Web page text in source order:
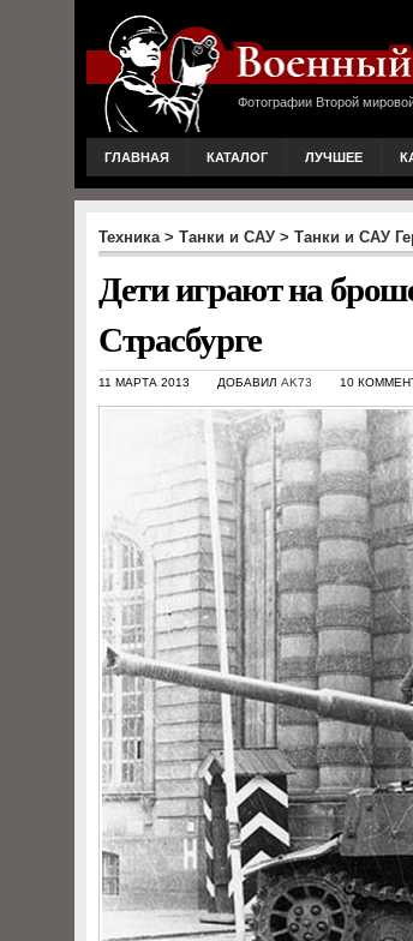
Фотографии Второй
ГЛАВНАЯ КАТАЛОГ ЛУЧШЕЕ
Техника> Танки и САУ > Танки и САУ
Дети играют на
Страсбурге
11 МАРТА 2013 ДОБАВИЛ AK73 10